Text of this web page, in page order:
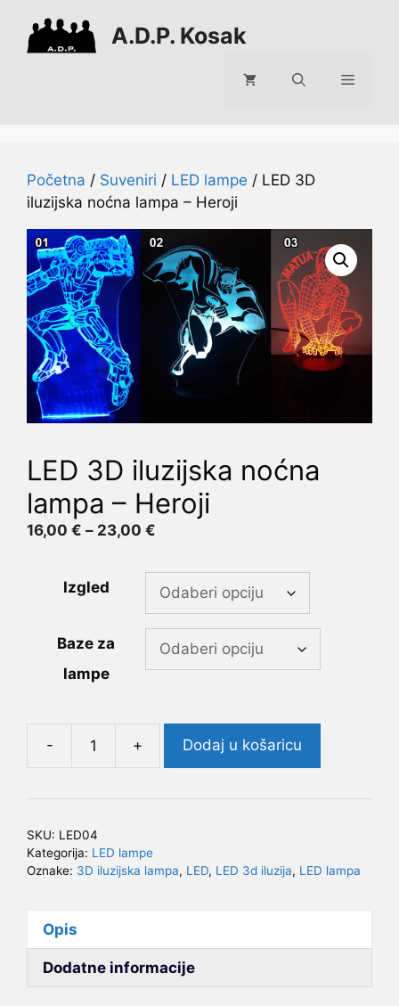
sadržaj
A.D.P. Kosak
Početna / Suveniri / LED lampe / LED 3D
iluzijska noćna lampa – Heroji
LED 3D iluzijska noćna
lampa – Heroji
16,00 € – 23,00 €
od
16,00 €
do
23,00 €
Izgled
Baze za
lampe
-
LED
iluzijska
-
+ Dodaj u košaricu
SKU: LED04
Kategorija: LED lampe
Oznake: 3D iluzijska lampa, LED, LED 3d iluzija, LED lampa
Opis
Dodatne informacije